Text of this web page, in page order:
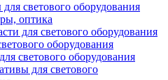
светового оборудования
оптика
для светового оборудования
оборудования
светового оборудования
для светового